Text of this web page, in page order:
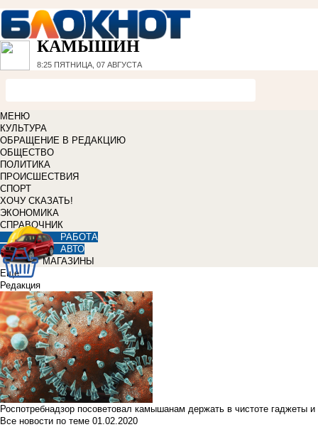
КАМЫШИН
8:25 ПЯТНИЦА, 07 АВГУСТА
МЕНЮ
КУЛЬТУРА
ОБРАЩЕНИЕ В РЕДАКЦИЮ
ОБЩЕСТВО
ПОЛИТИКА
ПРОИСШЕСТВИЯ
СПОРТ
ХОЧУ СКАЗАТЬ!
ЭКОНОМИКА
СПРАВОЧНИК
РАБОТА
АВТО
МАГАЗИНЫ
Еще
Редакция
Роспотребнадзор посоветовал камышанам держать в чистоте гаджеты
Все новости по теме 01.02.2020